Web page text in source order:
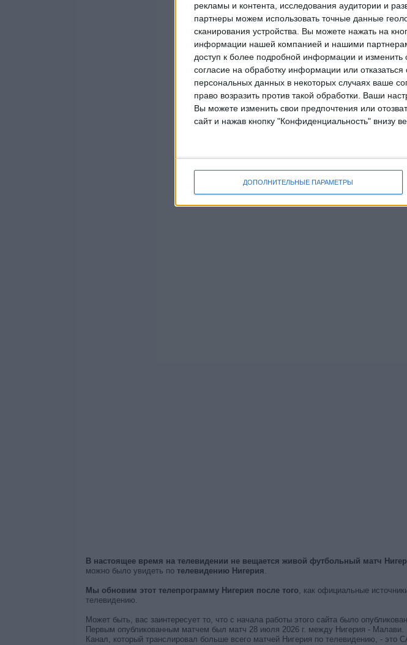
рекламы и контента, исследования аудитории и
партнеры можем использовать точные данные
сканирования устройства. Вы можете нажать на
информации нашей компанией и нашими
доступ к более подробной информации и изменить
согласие на обработку информации или отказаться
персональных данных в некоторых случаях ваше
право возразить против такой обработки. Ваши
Вы можете изменить свои предпочтения или
сайт и нажав кнопку "Конфиденциальность" внизу
ДОПОЛНИТЕЛЬНЫЕ ПАРАМЕТРЫ
В настоящее время на телевидении не вещается живой футбольный матч
можно было увидеть по телевидению Нигерия.
Мы обновим этот телепрограмму Нигерия после того, как официальные
телевидению.
Может быть, вас заинтересует то, что с начала работы этого сайта было
Первым опубликованным матчем был матч 28 июля 2026 г. между Нигерия - Малави.
Канал, который транслировал больше всего матчей Нигерия по телевидению, - это